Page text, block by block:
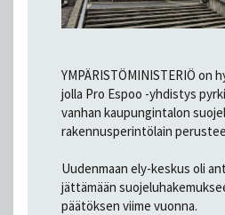
YMPÄRISTÖMINISTERIÖ on
jolla Pro Espoo -yhdistys
vanhan kaupungintalon
rakennusperintölain
Uudenmaan ely-keskus oli
jättämään
päätöksen viime vuonna.